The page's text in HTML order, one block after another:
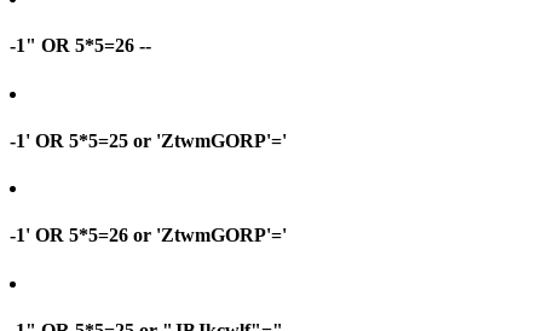
-1" OR 5*5=26 --
-1' OR 5*5=25 or 'ZtwmGORP'='
-1' OR 5*5=26 or 'ZtwmGORP'='